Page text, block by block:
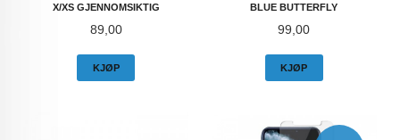
X/XS GJENNOMSIKTIG
Pris
89,00
KJØP
BLUE BUTTERFLY
Pris
99,00
KJØP